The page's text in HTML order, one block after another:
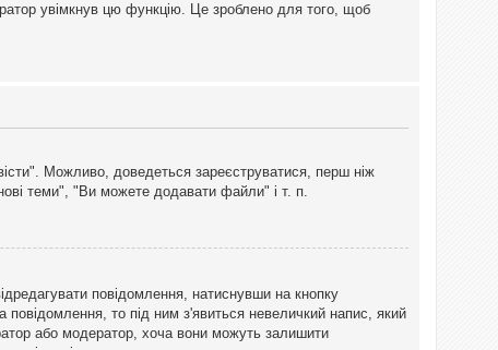
увімкнув цю функцію. Це зроблено для того, щоб
Можливо, доведеться зареєструватися, перш ніж
теми", "Ви можете додавати файли" і т. п.
повідомлення, натиснувши на кнопку
то під ним з'явиться невеличкий напис, який
або модератор, хоча вони можуть залишити